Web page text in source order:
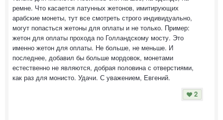
ремне. Что касается латунных жетонов, имитирующих
арабские монеты, тут все смотреть строго индивидуально,
могут попасться жетоны для оплаты и не только. Пример:
жетон для оплаты прохода по Голландскому мосту. Это
именно жетон для оплаты. Не больше, не меньше. И
последнее, добавил бы больше мордовок, монетами
естественно не являются, добрая половина с отверстиями,
как раз для монисто. Удачи. С уважением, Евгений.
2